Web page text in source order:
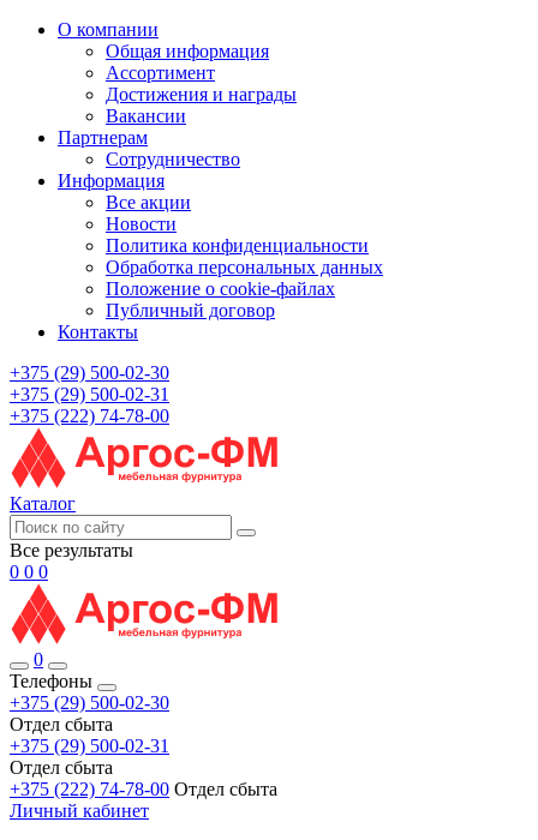
О компании
Общая информация
Ассортимент
Достижения и награды
Вакансии
Партнерам
Сотрудничество
Информация
Все акции
Новости
Политика конфиденциальности
Обработка персональных данных
Положение о cookie-файлах
Публичный договор
Контакты
+375 (29) 500-02-30
+375 (29) 500-02-31
+375 (222) 74-78-00
Каталог
Все результаты
0 0 0
0
Телефоны
+375 (29) 500-02-30
Отдел сбыта
+375 (29) 500-02-31
Отдел сбыта
+375 (222) 74-78-00 Отдел сбыта
Личный кабинет